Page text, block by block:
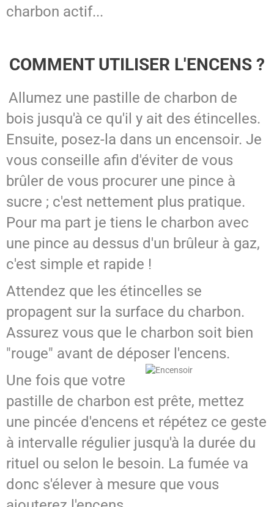
charbon actif...
COMMENT UTILISER L'ENCENS ?
Allumez une pastille de charbon de
bois jusqu'à ce qu'il y ait des étincelles.
Ensuite, posez-la dans un encensoir. Je
vous conseille afin d'éviter de vous
brûler de vous procurer une pince à
sucre ; c'est nettement plus pratique.
Pour ma part je tiens le charbon avec
une pince au dessus d'un brûleur à gaz,
c'est simple et rapide !
Attendez que les étincelles se
propagent sur la surface du charbon.
Assurez vous que le charbon soit bien
"rouge" avant de déposer l'encens.
Une fois que votre
pastille de charbon est prête, mettez
une pincée d'encens et répétez ce geste
à intervalle régulier jusqu'à la durée du
rituel ou selon le besoin. La fumée va
donc s'élever à mesure que vous